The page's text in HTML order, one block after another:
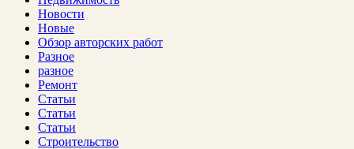
Новости
Новые
Обзор авторских работ
Разное
разное
Ремонт
Статьи
Статьи
Статьи
Строительство